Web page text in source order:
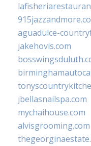
aguadulce-
jakehovis.com
jbellasnailspa.com
mychaihouse.com
alvisgrooming.com